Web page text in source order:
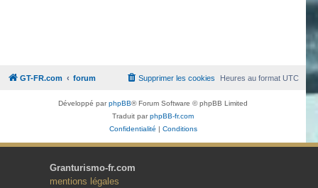
GT-FR.com forum Heures au formatUTC
Supprimer les cookies
Développé parphpBB® Forum Software © phpBB Limited
Traduit parphpBB-fr.com
Confidentialité | Conditions
Granturismo-fr.com
mentions légales